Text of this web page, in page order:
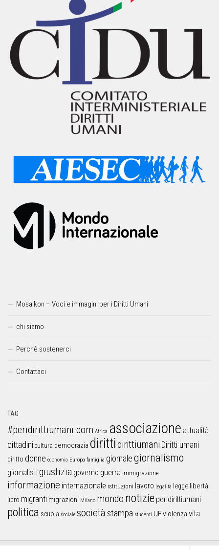
Mosaikon – Voci e immagini per i Diritti Umani
chi siamo
Perchè sostenerci
Contattaci
TAG
#peridirittiumani.com Africa associazione attualità
cittadini cultura democrazia dirittidirittiumani Diritti umani
diritto donne economia Europa famiglia giornalegiornalismo
giornalistigiustizia governo guerra immigrazione
informazione internazionale istituzioni lavoro legalità legge libertà
libro migranti migrazioni Milano mondo notizie peridirittiumani
politica scuola sociale società stampa studenti UEviolenza vita